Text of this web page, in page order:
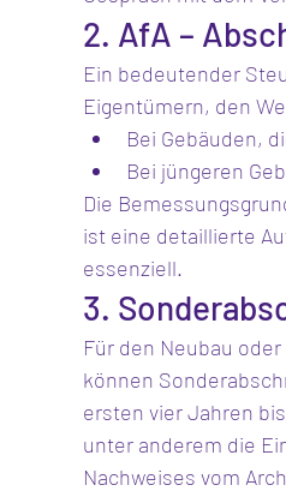
2. AfA –
Ein bedeutender
Eigentümern, den
Bei Gebäuden,
Bei jüngeren
Die
ist eine detaillierte
essenziell.
3.
Für den Neubau
können
ersten vier Jahren
unter anderem die
Nachweises vom